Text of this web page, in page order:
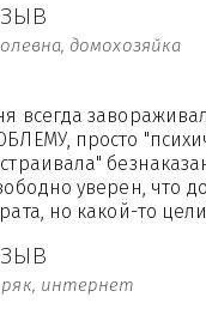
домохозяйка
интернет
всегда
просто
уверен, что
но какой-то